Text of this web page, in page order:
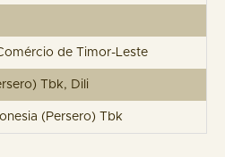
de Timor-Leste
Tbk, Dili
(Persero) Tbk